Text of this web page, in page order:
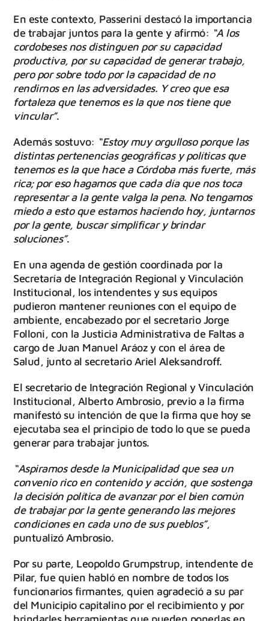
En este contexto, Passerini destacó la importancia
de trabajar juntos para la gente y afirmó: “A los
cordobeses nos distinguen por su capacidad
productiva, por su capacidad de generar trabajo,
pero por sobre todo por la capacidad de no
rendirnos en las adversidades. Y creo que esa
fortaleza que tenemos es la que nos tiene que
vincular”.
Además sostuvo: “Estoy muy orgulloso porque las
distintas pertenencias geográficas y políticas que
tenemos es la que hace a Córdoba más fuerte, más
rica; por eso hagamos que cada día que nos toca
representar a la gente valga la pena. No tengamos
miedo a esto que estamos haciendo hoy, juntarnos
por la gente, buscar simplificar y brindar
soluciones”.
En una agenda de gestión coordinada por la
Secretaría de Integración Regional y Vinculación
Institucional, los intendentes y sus equipos
pudieron mantener reuniones con el equipo de
ambiente, encabezado por el secretario Jorge
Folloni, con la Justicia Administrativa de Faltas a
cargo de Juan Manuel Aráoz y con el área de
Salud, junto al secretario Ariel Aleksandroff.
El secretario de Integración Regional y Vinculación
Institucional, Alberto Ambrosio, previo a la firma
manifestó su intención de que la firma que hoy se
ejecutaba sea el principio de todo lo que se pueda
generar para trabajar juntos.
“Aspiramos desde la Municipalidad que sea un
convenio rico en contenido y acción, que sostenga
la decisión política de avanzar por el bien común
de trabajar por la gente generando las mejores
condiciones en cada uno de sus pueblos”,
puntualizó Ambrosio.
Por su parte, Leopoldo Grumpstrup, intendente de
Pilar, fue quien habló en nombre de todos los
funcionarios firmantes, quien agradeció a su par
del Municipio capitalino por el recibimiento y por